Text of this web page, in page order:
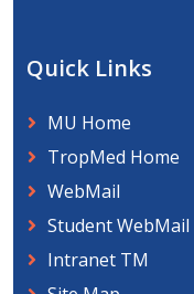
Quick Links
MU Home
TropMed Home
WebMail
Student WebMail
Intranet TM